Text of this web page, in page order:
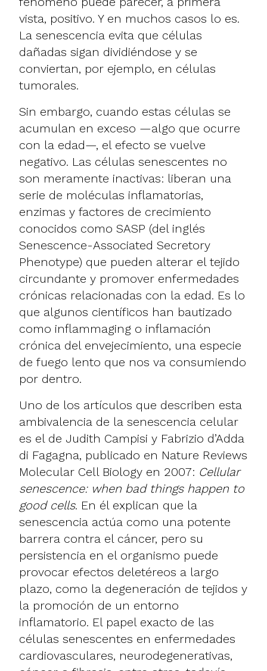
vista, positivo. Y en muchos casos lo es.
La senescencia evita que células
dañadas sigan dividiéndose y se
conviertan, por ejemplo, en células
tumorales.
Sin embargo, cuando estas células se
acumulan en exceso —algo que ocurre
con la edad—, el efecto se vuelve
negativo. Las células senescentes no
son meramente inactivas: liberan una
serie de moléculas inflamatorias,
enzimas y factores de crecimiento
conocidos como SASP (del inglés
Senescence-Associated Secretory
Phenotype) que pueden alterar el tejido
circundante y promover enfermedades
crónicas relacionadas con la edad. Es lo
que algunos científicos han bautizado
como inflammaging o inflamación
crónica del envejecimiento, una especie
de fuego lento que nos va consumiendo
por dentro.
Uno de los artículos que describen esta
ambivalencia de la senescencia celular
es el de Judith Campisi y Fabrizio d’Adda
di Fagagna, publicado en Nature Reviews
Molecular Cell Biology en 2007: Cellular
senescence: when bad things happen to
good cells. En él explican que la
senescencia actúa como una potente
barrera contra el cáncer, pero su
persistencia en el organismo puede
provocar efectos deletéreos a largo
plazo, como la degeneración de tejidos y
la promoción de un entorno
inflamatorio. El papel exacto de las
células senescentes en enfermedades
cardiovasculares, neurodegenerativas,